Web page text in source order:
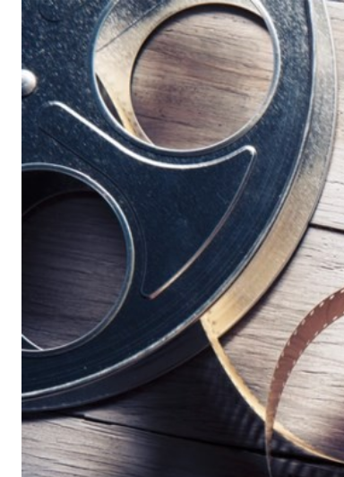
A
Z
I
N